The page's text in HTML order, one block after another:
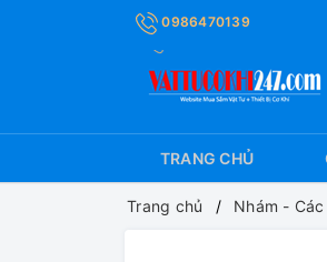
0986470139
TRANG CHỦ
Trang chủ Nhám -